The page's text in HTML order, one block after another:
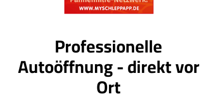
Professionelle
Autoöffnung - direkt vor
Ort